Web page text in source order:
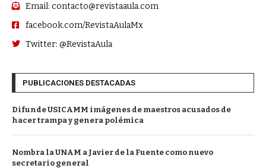
Email: contacto@revistaaula.com
facebook.com/RevistaAulaMx
Twitter: @RevistaAula
PUBLICACIONES DESTACADAS
Difunde USICAMM imágenes de maestros acusados de
hacer trampa y genera polémica
Nombra la UNAM a Javier de la Fuente como nuevo
secretario general